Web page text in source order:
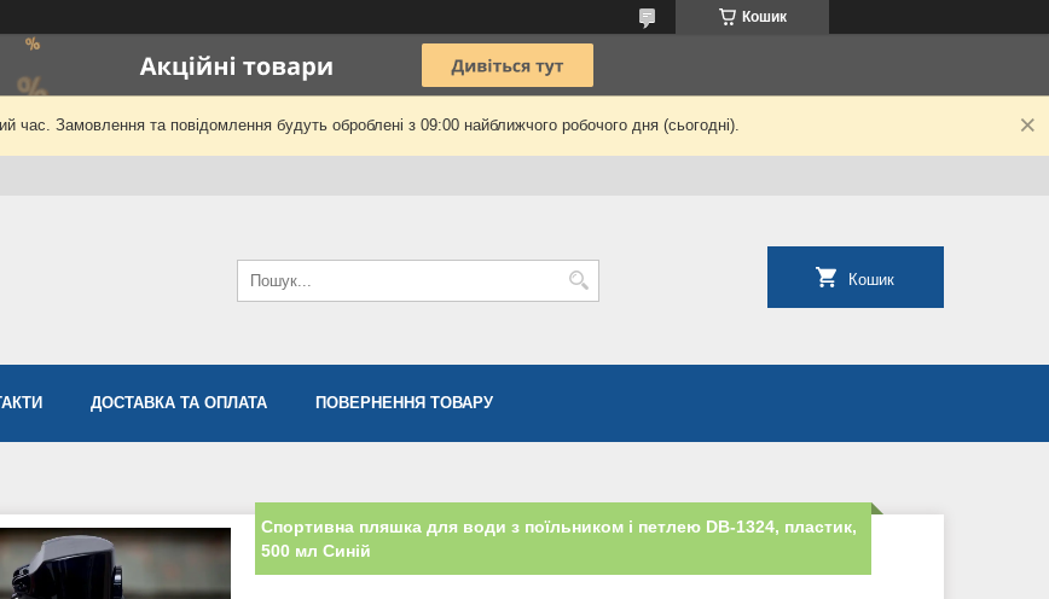
Кошик
час. Замовлення та повідомлення будуть оброблені з 09:00 найближчого робочого дня (сьогодні).
Кошик
ДОСТАВКА ТА ОПЛАТА ПОВЕРНЕННЯ ТОВАРУ
Спортивна пляшка для води з поїльником і петлею DB-1324, пластик,
500 мл Синій